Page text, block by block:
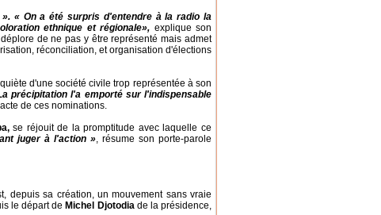
« On a été surpris d'entendre à la radio la
ethnique et régionale», explique son
déplore de ne pas y être représenté mais admet
réconciliation, et organisation d'élections
d'une société civile trop représentée à son
précipitation l'a emporté sur l'indispensable
de ces nominations.
se réjouit de la promptitude avec laquelle ce
juger à l'action », résume son porte-parole
depuis sa création, un mouvement sans vraie
le départ de Michel Djotodiade la présidence,